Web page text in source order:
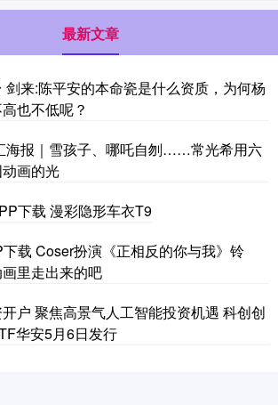
最新文章
剑来:陈平安的本命瓷是什么资质，为何杨
也不低呢？
海报｜雪孩子、哪吒自刎……常光希用六
画的光
下载 漫彩隐形车衣T9
载 Coser扮演《正相反的你与我》铃
里走出来的吧
户 聚焦高景气人工智能投资机遇 科创创
华安5月6日发行